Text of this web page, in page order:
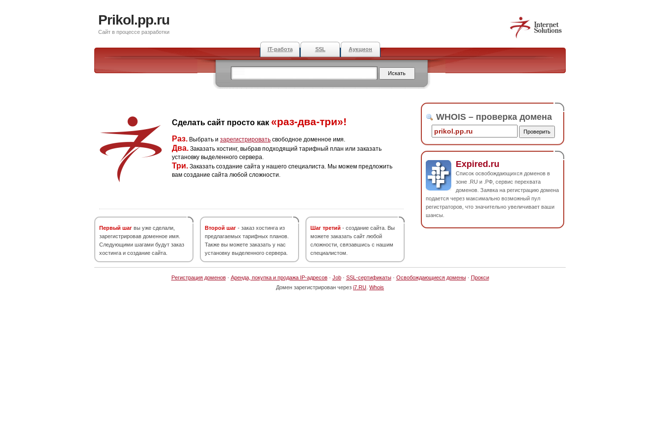
Prikol.pp.ru
Сайт в процессе разработки
IT-работа SSL Аукцион
Сделать сайт просто как «раз-два-три»!
Раз. Выбрать и зарегистрировать свободное доменное имя.
Два. Заказать хостинг, выбрав подходящий тарифный план или заказать
установку выделенного сервера.
Три. Заказать создание сайта у нашего специалиста. Мы можем предложить
вам создание сайта любой сложности.
Первый шаг вы уже сделали,
зарегистрировав доменное имя.
Следующими шагами будут заказ
хостинга и создание сайта.
Второй шаг - заказ хостинга из
предлагаемых тарифных планов.
Также вы можете заказать у нас
установку выделенного сервера.
Шаг третий - создание сайта. Вы
можете заказать сайт любой
сложности, связавшись с нашим
специалистом.
WHOIS – проверка домена
Expired.ru
Список освобождающихся доменов в
зоне .RU и .РФ, сервис перехвата
доменов. Заявка на регистрацию домена
подается через максимально возможный пул
регистраторов, что значительно увеличивает ваши
шансы.
Регистрация доменов· Аренда, покупка и продажа IP-адресов· Job· SSL-сертификаты· Освобождающиеся домены· Прокси
Домен зарегистрирован через i7.RU Whois